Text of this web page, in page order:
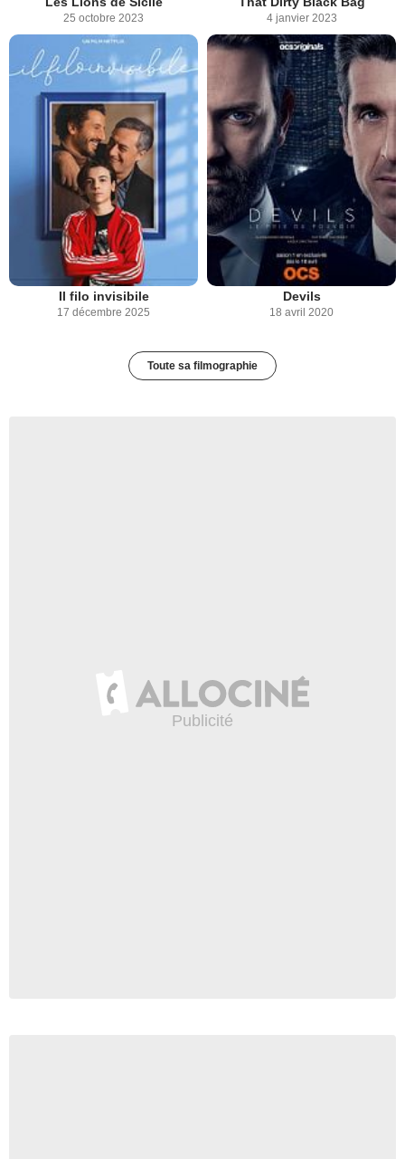
25 octobre 2023 4 janvier 2023
Il filo invisibile
17 décembre 2025
Devils
18 avril 2020
Toute sa filmographie